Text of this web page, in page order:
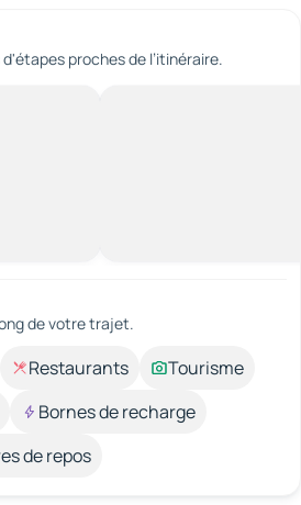
proches de l’itinéraire.
de votre trajet.
Restaurants
Tourisme
Bornes de recharge
de repos